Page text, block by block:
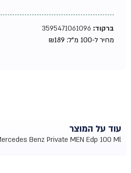
ברקוד:3595471061096
מחיר ל-100 מ"ל:
₪189
עוד על המוצר
Mercedes Benz Private MEN Edp 100 Ml